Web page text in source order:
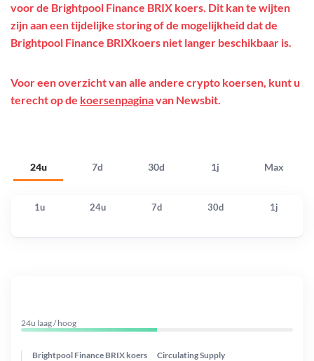
24u 7d 30d 1j Max
voor de Brightpool Finance BRIX koers. Dit kan te wijten
zijn aan een tijdelijke storing of de mogelijkheid dat de
Brightpool Finance BRIXkoers niet langer beschikbaar is.
Voor een overzicht van alle andere crypto koersen, kunt u
terecht op de koersenpaginavan Newsbit.
1u 24u 7d 30d 1j
24u laag / hoog
Brightpool Finance BRIX koers Circulating Supply